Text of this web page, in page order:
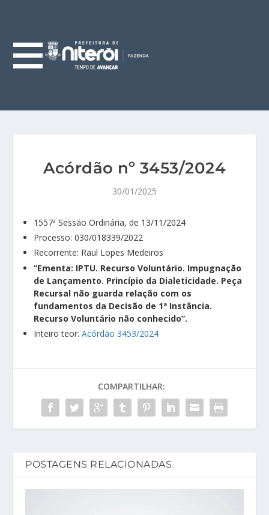
Acórdão nº 3453/2024
30/01/2025
1557ª Sessão Ordinária, de 13/11/2024
Processo: 030/018339/2022
Recorrente: Raul Lopes Medeiros
“Ementa: IPTU. Recurso Voluntário. Impugnação
de Lançamento. Princípio da Dialeticidade. Peça
Recursal não guarda relação com os
fundamentos da Decisão de 1ª Instância.
Recurso Voluntário não conhecido”.
Inteiro teor:Acórdão 3453/2024
COMPARTILHAR:
POSTAGENS RELACIONADAS